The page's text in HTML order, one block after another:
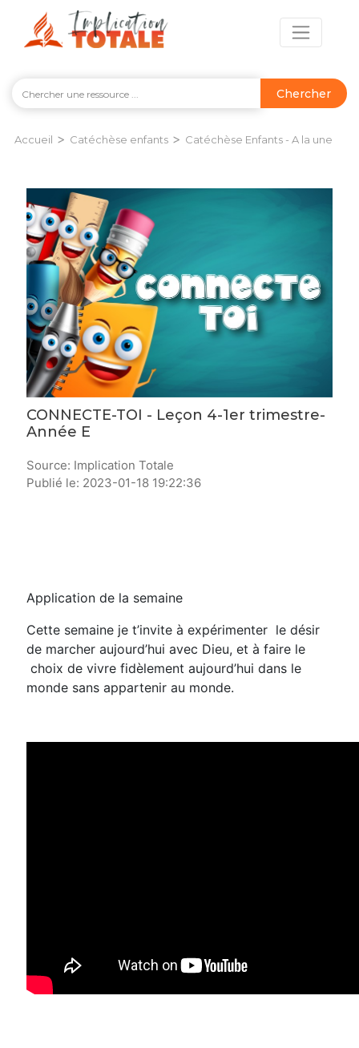
Chercher
Accueil > Catéchèse enfants > Catéchèse Enfants - A la une
CONNECTE-TOI - Leçon 4-1er trimestre-
Année E
Source: Implication Totale
Publié le: 2023-01-18 19:22:36
Application de la semaine
Cette semaine je t’invite à expérimenter le désir
de marcher aujourd’hui avec Dieu, et à faire le
choix de vivre fidèlement aujourd’hui dans le
monde sans appartenir au monde.